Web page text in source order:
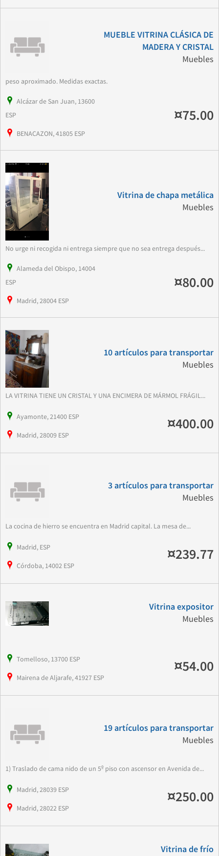
MUEBLE VITRINA CLÁSICA DE
MADERA Y CRISTAL
Muebles
peso aproximado. Medidas exactas.
Alcázar de San Juan, 13600
ESP
BENACAZON, 41805 ESP
¤75.00
Vitrina de chapa metálica
Muebles
No urge ni recogida ni entrega siempre que no sea entrega después...
Alameda del Obispo, 14004
ESP
Madrid, 28004 ESP
¤80.00
10 artículos para transportar
Muebles
LA VITRINA TIENE UN CRISTAL Y UNA ENCIMERA DE MÁRMOL FRÁGIL...
Ayamonte, 21400 ESP
Madrid, 28009 ESP
¤400.00
3 artículos para transportar
Muebles
La cocina de hierro se encuentra en Madrid capital. La mesa de...
Madrid, ESP
Córdoba, 14002 ESP
¤239.77
Vitrina expositor
Muebles
Tomelloso, 13700 ESP
Mairena de Aljarafe, 41927 ESP
¤54.00
19 artículos para transportar
Muebles
1) Traslado de cama nido de un 5º piso con ascensor en Avenida de...
Madrid, 28039 ESP
Madrid, 28022 ESP
¤250.00
Vitrina de frío